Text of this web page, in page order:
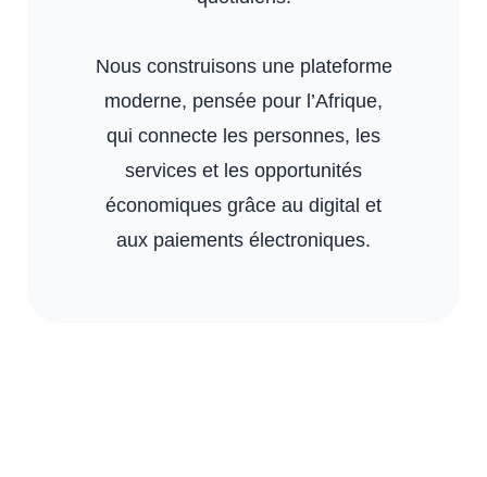
Nous construisons une plateforme
moderne, pensée pour l’Afrique,
qui connecte les personnes, les
services et les opportunités
économiques grâce au digital et
aux paiements électroniques.